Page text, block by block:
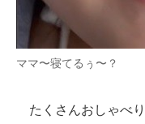
ママ〜寝てるぅ〜？
たくさんおしゃべ